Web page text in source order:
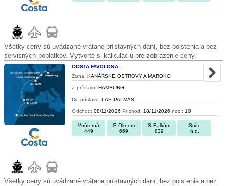
Všetky ceny sú uvádzané vrátane prístavných daní, bez poistenia a bez
servisných poplatkov. Vytvorte si kalkuláciu pre zobrazenie ceny.
COSTA FAVOLOSA
Zona: KANÁRSKE OSTROVY A MAROKO
Z prístavu: HAMBURG
Do prístavu: LAS PALMAS
Odchod: 08/11/2026 Príchod: 18/11/2026 nocí: 10
Vnútorná
449
S Oknom
669
S Balkóm
839
Suite
n.d.
Všetky ceny sú uvádzané vrátane prístavných daní, bez poistenia a bez